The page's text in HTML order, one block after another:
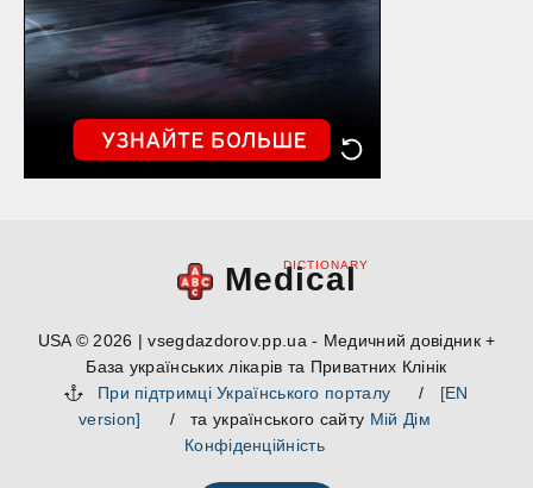
Medical
DICTIONARY
USA © 2026 | vsegdazdorov.pp.ua - Медичний довідник +
База українських лікарів та Приватних Клінік
При підтримці Українського порталу
/ [EN
version]
/ та українського сайту Мій Дім
Конфіденційність